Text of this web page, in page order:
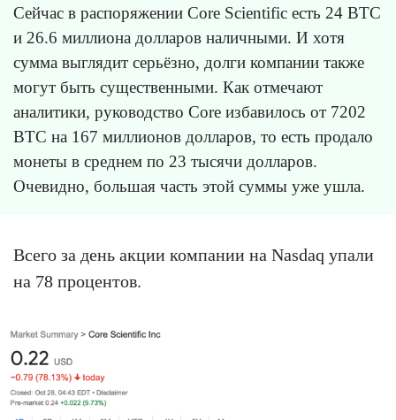
Сейчас в распоряжении Core Scientific есть 24 BTC
и 26.6 миллиона долларов наличными. И хотя
сумма выглядит серьёзно, долги компании также
могут быть существенными. Как отмечают
аналитики, руководство Core избавилось от 7202
BTC на 167 миллионов долларов, то есть продало
монеты в среднем по 23 тысячи долларов.
Очевидно, большая часть этой суммы уже ушла.
Всего за день акции компании на Nasdaq упали
на 78 процентов.